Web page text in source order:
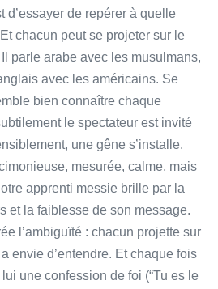
d’essayer de repérer à quelle
chacun peut se projeter sur le
parle arabe avec les musulmans,
avec les américains. Se
bien connaître chaque
le spectateur est invité
une gêne s’installe.
mesurée, calme, mais
apprenti messie brille par la
et la faiblesse de son message.
l’ambiguïté : chacun projette sur
envie d’entendre. Et chaque fois
une confession de foi (“Tu es le